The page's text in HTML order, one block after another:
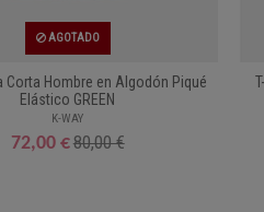
AGOTADO
Corta Hombre en Algodón Piqué
Elástico GREEN
K-WAY
72,00 €80,00 €